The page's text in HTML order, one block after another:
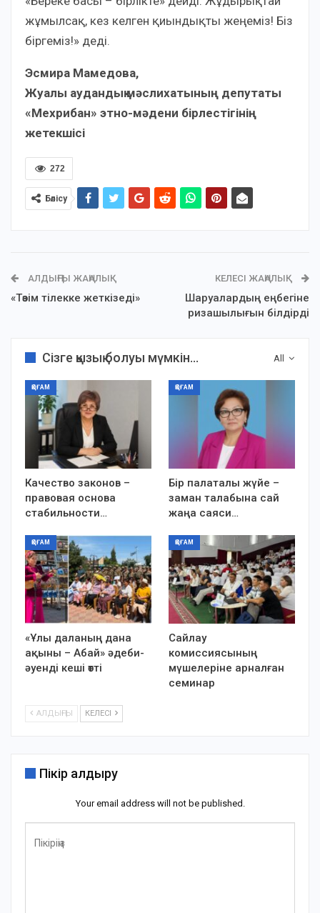
жұмылсақ, кез келген қиындықты жеңеміз! Біз
біргеміз!» деді.
Эсмира Мамедова,
Жуалы аудандық мәслихатының депутаты
«Мехрибан» этно-мәдени бірлестігінің
жетекшісі
272
Бөлісу
АЛДЫҢҒЫ ЖАҢАЛЫҚ
«Төзім тілекке жеткізеді»
КЕЛЕСІ ЖАҢАЛЫҚ
Шаруалардың еңбегіне
ризашылығын білдірді
All
Сізге қызық болуы мүмкін...
ҚОҒАМ
Качество законов –
правовая основа
стабильности…
ҚОҒАМ
Бір палаталы жүйе –
заман талабына сай
жаңа саяси…
ҚОҒАМ
«Ұлы даланың дана
ақыны – Абай» әдеби-
әуенді кеші өтті
ҚОҒАМ
Сайлау
комиссиясының
мүшелеріне арналған
семинар
АЛДЫҢҒЫ КЕЛЕСІ
Пікір қалдыру
Your email address will not be published.